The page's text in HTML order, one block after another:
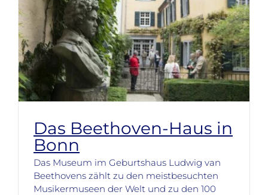
Das Beethoven-Haus in
Bonn
Das Museum im Geburtshaus Ludwig van
Beethovens zählt zu den meistbesuchten
Musikermuseen der Welt und zu den 100